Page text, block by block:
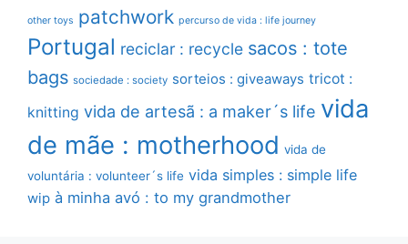
other toys patchwork percurso de vida : life journey
Portugal reciclar : recycle sacos : tote
bags sociedade : society sorteios : giveaways tricot :
knitting vida de artesã : a maker´s life vida
de mãe : motherhood vida de
voluntária : volunteer´s life vida simples : simple life
wip à minha avó : to my grandmother